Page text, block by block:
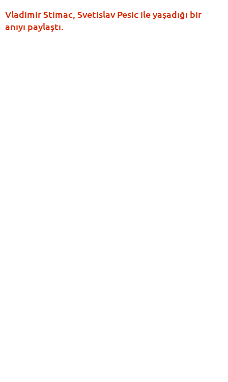
Vladimir Stimac, Svetislav Pesic ile yaşadığı bir
anıyı paylaştı.